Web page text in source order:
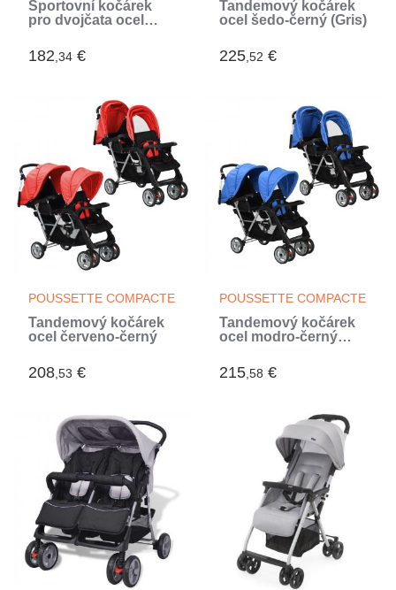
Sportovní kočárek
pro dvojčata ocel
182,34 €
Tandemový kočárek
ocel šedo-černý (Gris)
225,52 €
POUSSETTE COMPACTE
Tandemový kočárek
ocel červeno-černý
208,53 €
POUSSETTE COMPACTE
Tandemový kočárek
ocel modro-černý
215,58 €